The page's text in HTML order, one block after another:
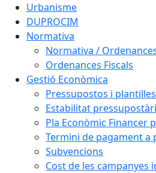
Urbanisme
DUPROCIM
Normativa
Normativa /
Ordenances Fiscals
Gestió Econòmica
Pressupostos i plantilles
Estabilitat
Pla Econòmic Financer
Termini de pagament a
Subvencions
Cost de les campanyes